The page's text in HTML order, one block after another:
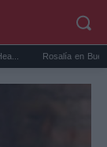
Rosalía en Buenos